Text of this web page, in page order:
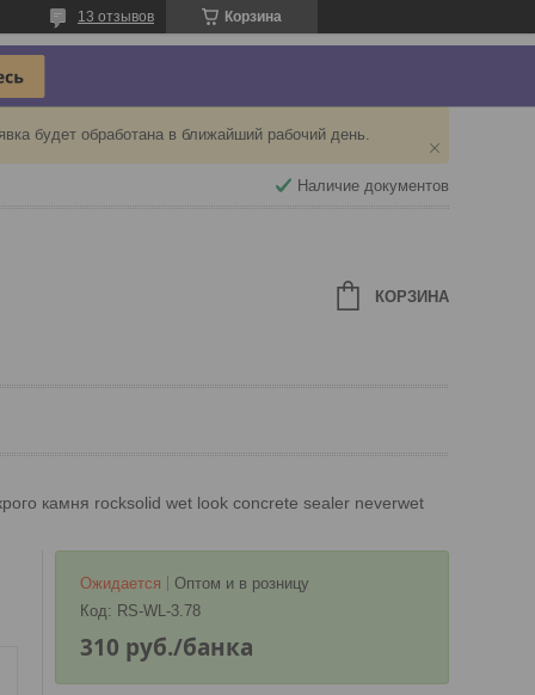
Корзина
13 отзывов
будет обработана в ближайший рабочий день.
Наличие документов
КОРЗИНА
камня rocksolid wet look concrete sealer neverwet
Ожидается
Оптом и в розницу
Код: RS-WL-3.78
310 руб./банка